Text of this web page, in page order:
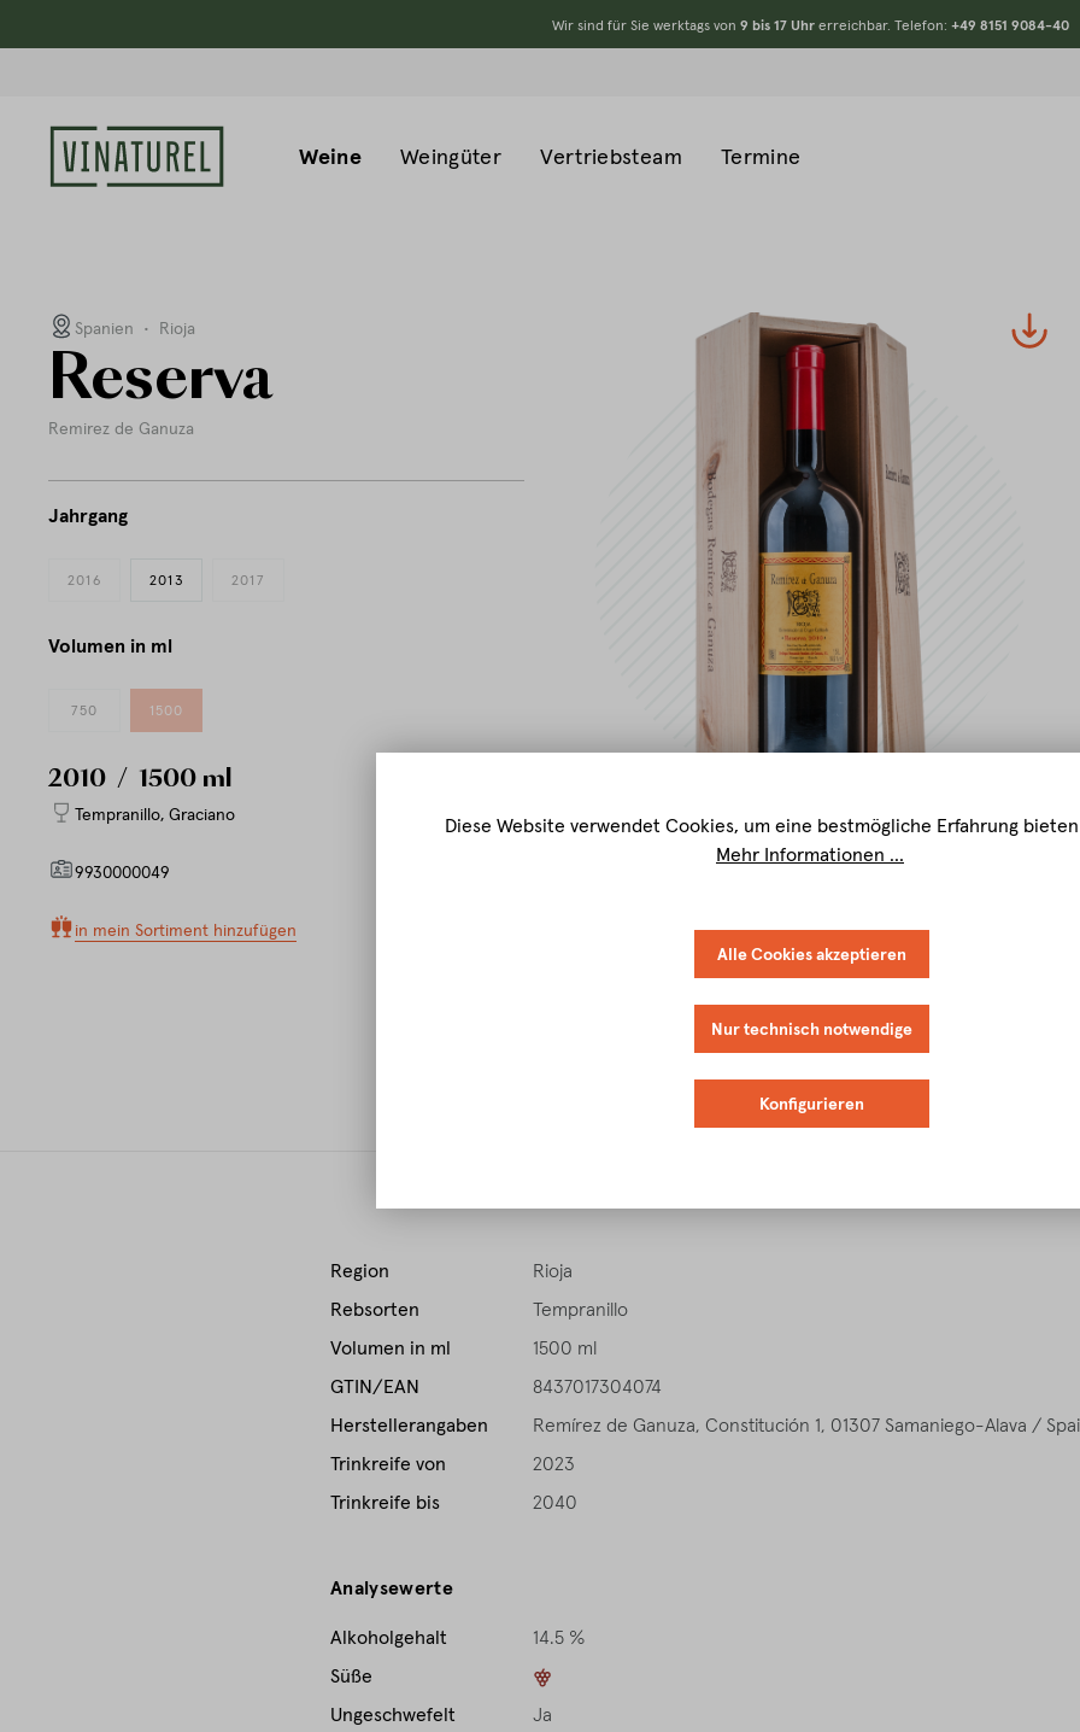
Wir sind für Sie werktags von 9 bis 17 Uhrerreichbar. Telefon: +49 8151 9084-40
Weine Weingüter Vertriebsteam Termine
Spanien • Rioja
Reserva
Remirez de Ganuza
Jahrgang
2016 2013 2017
Volumen in ml
750 1500
2010 / 1500 ml
Tempranillo, Graciano
9930000049
in mein Sortiment hinzufügen
#
Verkostungsnotiz Speiseempfehlung
Region
Rioja
Rebsorten
Tempranillo
Volumen in ml
1500 ml
GTIN/EAN
8437017304074
Herstellerangaben
Remírez de Ganuza, Constitución 1, 01307 Samaniego-Alava /
Trinkreife von
2023
Trinkreife bis
2040
Analysewerte
Alkoholgehalt
14.5 %
Süße
1
Ungeschwefelt
Ja
Diese Website verwendet Cookies, um eine bestmögliche Erfahrung
Mehr Informationen ...
Alle Cookies akzeptieren
Nur technisch notwendige
Konfigurieren